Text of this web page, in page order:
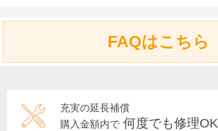
FAQはこちら
充実の延長補償
購入金額内で 何度でも修理OK